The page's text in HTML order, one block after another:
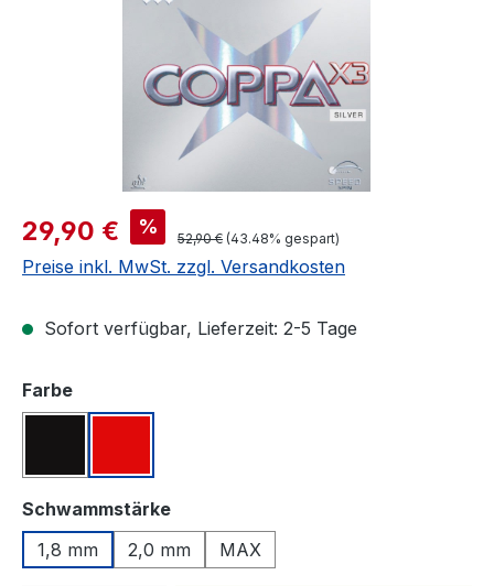
Verkaufspreis:
29,90 € % Regulärer Preis:
52,90 € (43.48% gespart)
Preise inkl. MwSt. zzgl. Versandkosten
Sofort verfügbar, Lieferzeit: 2-5 Tage
Farbeauswählen
Schwammstärkeauswählen
1,8 mm
2,0 mm MAX